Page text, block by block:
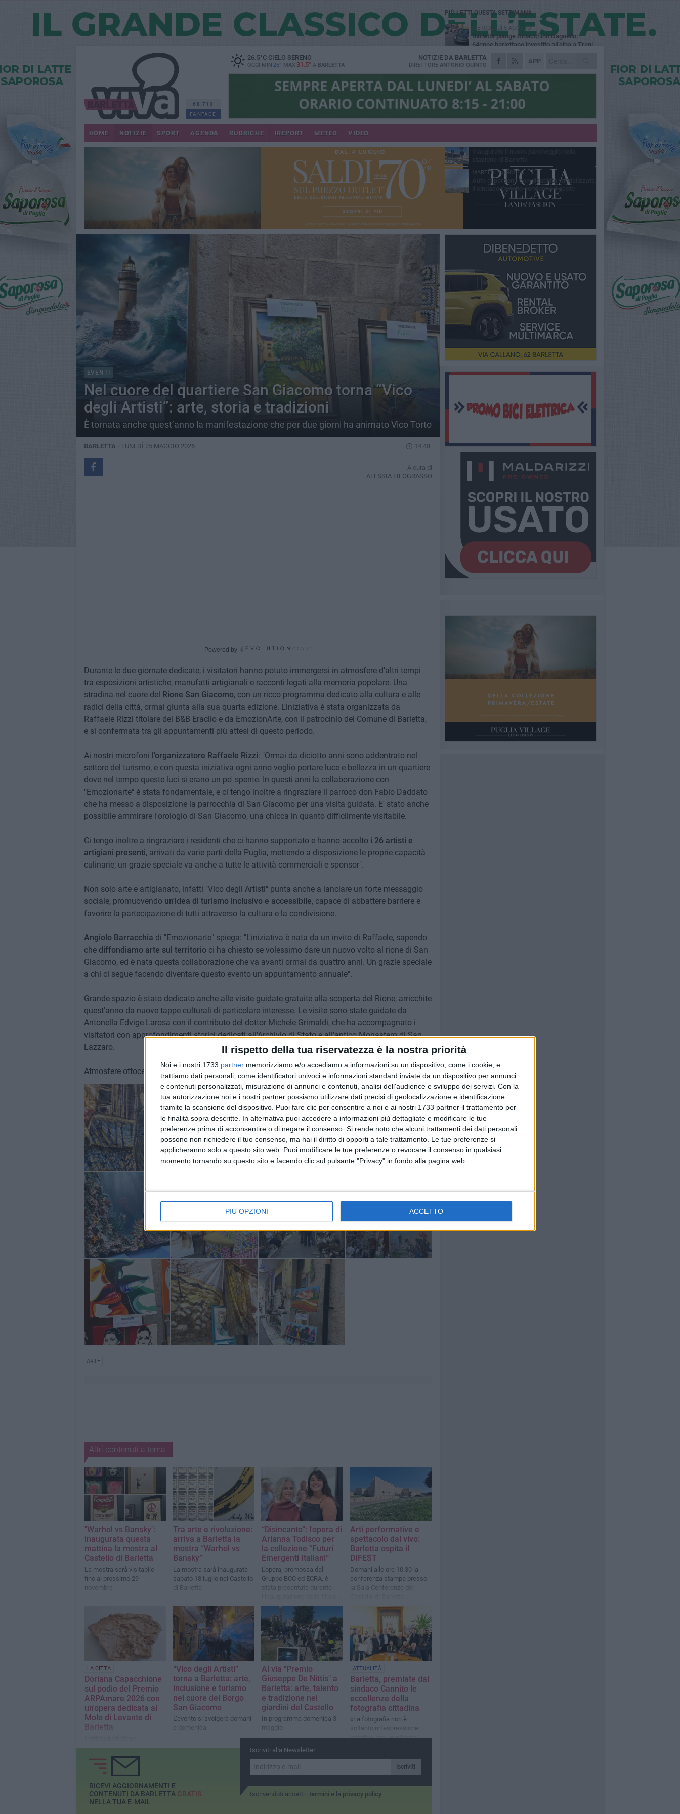
Il rispetto della tua riservatezza è la nostra priorità
Noi e i nostri 1733 partner memorizziamo e/o accediamo a informazioni su un dispositivo, come i cookie, e
trattiamo dati personali, come identificatori univoci e informazioni standard inviate da un dispositivo per annunci
e contenuti personalizzati, misurazione di annunci e contenuti, analisi dell'audience e sviluppo dei servizi. Con la
tua autorizzazione noi e i nostri partner possiamo utilizzare dati precisi di geolocalizzazione e identificazione
tramite la scansione del dispositivo. Puoi fare clic per consentire a noi e ai nostri 1733 partner il trattamento per
le finalità sopra descritte. In alternativa puoi accedere a informazioni più dettagliate e modificare le tue
preferenze prima di acconsentire o di negare il consenso. Si rende noto che alcuni trattamenti dei dati personali
possono non richiedere il tuo consenso, ma hai il diritto di opporti a tale trattamento. Le tue preferenze si
applicheranno solo a questo sito web. Puoi modificare le tue preferenze o revocare il consenso in qualsiasi
momento tornando su questo sito e facendo clic sul pulsante "Privacy" in fondo alla pagina web.
PIÙ OPZIONI ACCETTO
68.713
FANPAGE
26.5°CCIELO SERENO
OGGI MIN 25° MAX 31.5° A BARLETTA
APP
NOTIZIE DA BARLETTA
DIRETTORE ANTONIO QUINTO
HOME NOTIZIE SPORT AGENDA RUBRICHE IREPORT METEO VIDEO
EVENTI
Nel cuore del quartiere San Giacomo torna “Vico
degli Artisti”: arte, storia e tradizioni
È tornata anche quest’anno la manifestazione che per due giorni ha animato Vico Torto
BARLETTA - LUNEDÌ 25 MAGGIO 2026 14.48
A cura di
ALESSIA FILOGRASSO
Powered by
Durante le due giornate dedicate, i visitatori hanno potuto immergersi in atmosfere d'altri tempi
tra esposizioni artistiche, manufatti artigianali e racconti legati alla memoria popolare. Una
stradina nel cuore del Rione San Giacomo, con un ricco programma dedicato alla cultura e alle
radici della città, ormai giunta alla sua quarta edizione. L'iniziativa è stata organizzata da
Raffaele Rizzi titolare del B&B Eraclio e da EmozionArte, con il patrocinio del Comune di Barletta,
e si confermata tra gli appuntamenti più attesi di questo periodo.
Ai nostri microfoni l'organizzatore Raffaele Rizzi: "Ormai da diciotto anni sono addentrato nel
settore del turismo, e con questa iniziativa ogni anno voglio portare luce e bellezza in un quartiere
dove nel tempo queste luci si erano un po' spente. In questi anni la collaborazione con
"Emozionarte" è stata fondamentale, e ci tengo inoltre a ringraziare il parroco don Fabio Daddato
che ha messo a disposizione la parrocchia di San Giacomo per una visita guidata. E' stato anche
possibile ammirare l'orologio di San Giacomo, una chicca in quanto difficilmente visitabile.
Ci tengo inoltre a ringraziare i residenti che ci hanno supportato e hanno accolto i 26 artisti e
artigiani presenti, arrivati da varie parti della Puglia, mettendo a disposizione le proprie capacità
culinarie; un grazie speciale va anche a tutte le attività commerciali e sponsor".
Non solo arte e artigianato, infatti "Vico degli Artisti" punta anche a lanciare un forte messaggio
sociale, promuovendo un'idea di turismo inclusivo e accessibile, capace di abbattere barriere e
favorire la partecipazione di tutti attraverso la cultura e la condivisione.
Angiolo Barracchia di "Emozionarte" spiega: "L'iniziativa è nata da un invito di Raffaele, sapendo
chediffondiamo arte sul territorioci ha chiesto se volessimo dare un nuovo volto al rione di San
Giacomo, ed è nata questa collaborazione che va avanti ormai da quattro anni. Un grazie speciale
a chi ci segue facendo diventare questo evento un appuntamento annuale".
Grande spazio è stato dedicato anche alle visite guidate gratuite alla scoperta del Rione, arricchite
quest'anno da nuove tappe culturali di particolare interesse. Le visite sono state guidate da
Antonella Edvige Larosa con il contributo del dottor Michele Grimaldi, che ha accompagnato i
visitatori con approfondimenti storici dedicati all'Archivio di Stato e all'antico Monastero di San
Lazzaro.
Atmosfere ottocentesche, dipinti e manufatti artigianali hanno arricchito queste due giornate.
ARTE
Altri contenuti a tema
"Warhol vs Bansky":
inaugurata questa
mattina la mostra al
Castello di Barletta
La mostra sarà visitabile
fino al prossimo 29
novembre
Tra arte e rivoluzione:
arriva a Barletta la
mostra “Warhol vs
Bansky”
La mostra sarà inaugurata
sabato 18 luglio nel Castello
di Barletta
“Disincanto”: l'opera di
Arianna Todisco per
la collezione “Futuri
Emergenti Italiani”
L’opera, promossa dal
Gruppo BCC ed ECRA, è
stata presentata durante
di Barletta
Arti performative e
spettacolo dal vivo:
Barletta ospita il
DIFEST
Domani alle ore 10.30 la
conferenza stampa presso
la Sala Conferenze del
LA CITTÀ
Doriana Capacchione
sul podio del Premio
ARPAmare 2026 con
un'opera dedicata al
Molo di Levante di
Barletta
conquista il terzo posto per
il secondo anno
consecutivo con
41.323900°N 16.294968
“Vico degli Artisti”
torna a Barletta: arte,
inclusione e turismo
nel cuore del Borgo
San Giacomo
L’evento si svolgerà domani
e domenica
Al via "Premio
Giuseppe De Nittis" a
Barletta: arte, talento
e tradizione nei
giardini del Castello
In programma domenica 3
maggio
ATTUALITÀ
Barletta, premiate dal
sindaco Cannito le
eccellenze della
fotografia cittadina
«La fotografia non è
soltanto un’espressione
estetica, ma un pilastro
Iscriviti alla Newsletter
Iscriviti
Iscrivendoti accetti i termini e la privacy policy
RICEVI AGGIORNAMENTI E
CONTENUTI DA BARLETTA GRATIS
NELLA TUA E-MAIL
PIÙ LETTI QUESTA SETTIMANA
MERCOLEDÌ 5 AGOSTO
Barletta piange Gioacchino Dagnello:
64enne barlettano investito all'alba a Trani
GIOVEDÌ 6 AGOSTO
Il ricordo di "Cecco", il benzinaio col
sorriso: «Contava i giorni che lo
separavano dalla pensione»
MERCOLEDÌ 5 AGOSTO
sopralluogo nell'area dell'evento
Beni confiscati alla mafia. Nasce il servizio
VENERDÌ 31 LUGLIO
MARTEDÌ 4 AGOSTO
Auto di persona con disabilità vandalizzata,
il sindaco Cannito condanna il gesto